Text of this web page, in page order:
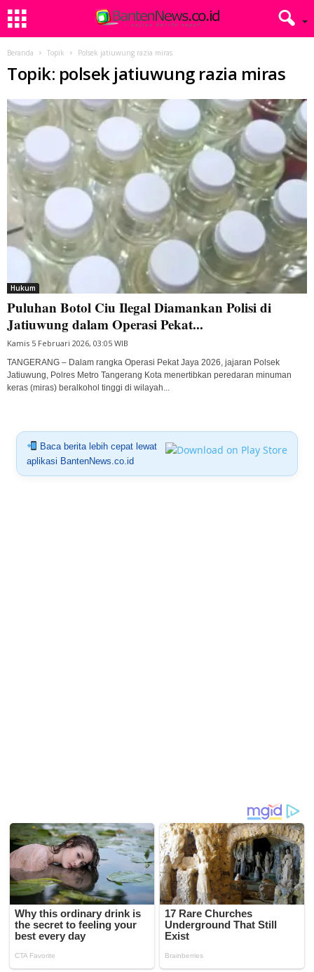
Beranda Topik Polsek jatiuwung razia miras
Topik: polsek jatiuwung razia miras
Hukum
Puluhan Botol Ciu Ilegal Diamankan Polisi di
Jatiuwung dalam Operasi Pekat...
Kamis 5 Februari 2026, 03:05 WIB
TANGERANG – Dalam rangka Operasi Pekat Jaya 2026, jajaran Polsek
Jatiuwung, Polres Metro Tangerang Kota menertibkan peredaran minuman
keras (miras) beralkohol tinggi di wilayah...
Baca berita lebih cepat lewat
aplikasi BantenNews.co.id